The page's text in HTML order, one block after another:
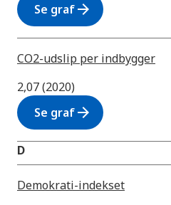
Se grafarrow_forward
CO2-udslip per indbygger
2,07 (2020)
Se grafarrow_forward
D
Demokrati-indekset